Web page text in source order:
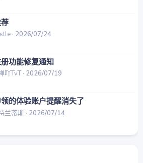
2026/07/24
功能修复通知
吖TvT 2026/07/19
的体验账户提醒消失了
兰蒂斯 2026/07/14